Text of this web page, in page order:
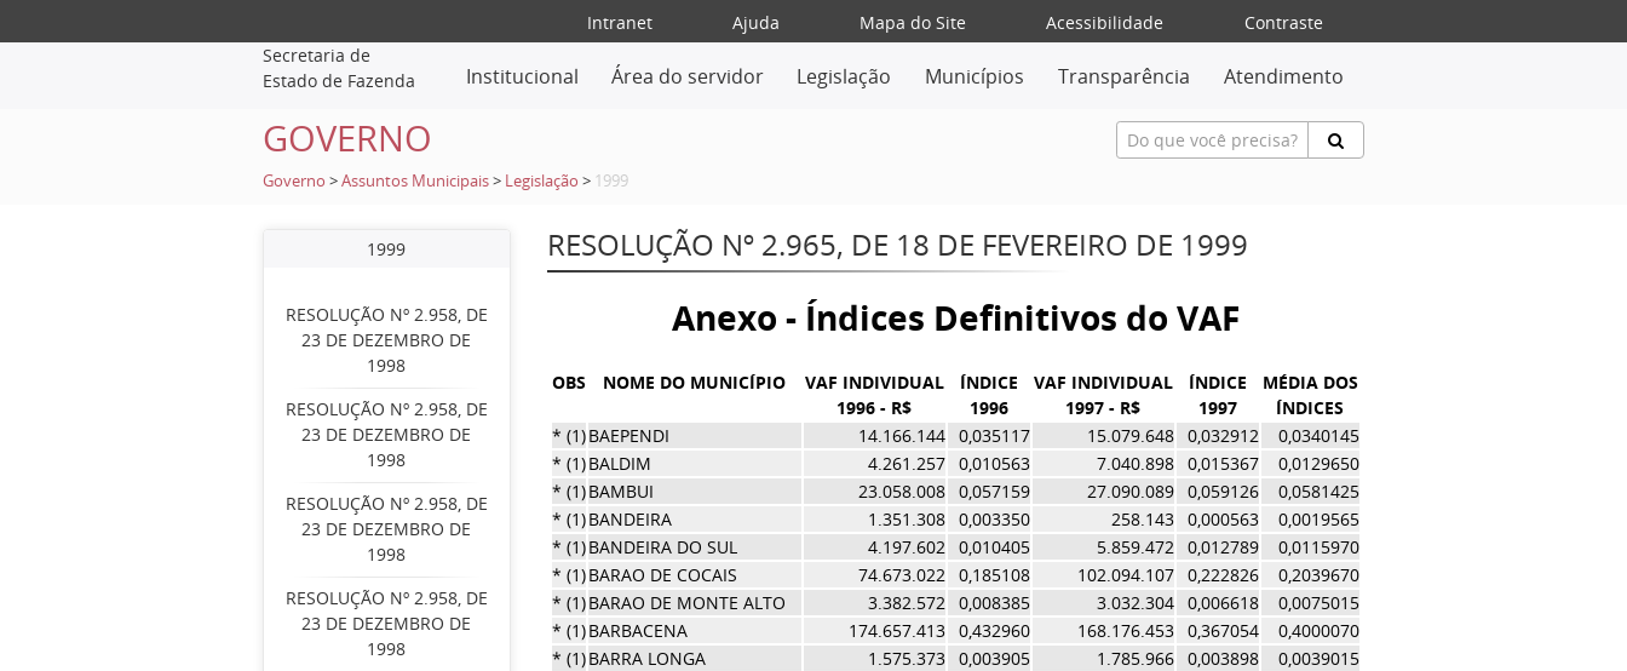
Intranet Ajuda Mapa do Site Acessibilidade
Contraste
Secretaria de
Estado de Fazenda
Institucional Área do servidor Legislação Municípios Transparência Atendimento
GOVERNO
Governo >Assuntos Municipais > Legislação > 1999
1999
RESOLUÇÃO Nº 2.958, DE
23 DE DEZEMBRO DE
1998
RESOLUÇÃO Nº 2.958, DE
23 DE DEZEMBRO DE
1998
RESOLUÇÃO Nº 2.958, DE
23 DE DEZEMBRO DE
1998
RESOLUÇÃO Nº 2.958, DE
23 DE DEZEMBRO DE
1998
RESOLUÇÃO Nº 2.965, DE 18 DE FEVEREIRO DE 1999
Anexo - Índices Definitivos do VAF
OBS NOME DO MUNICÍPIO
VAF INDIVIDUAL
1996 - R$
ÍNDICE
1996
VAF INDIVIDUAL
1997 - R$
ÍNDICE
1997
MÉDIA DOS
ÍNDICES
* (1)BAEPENDI 14.166.144 0,035117 15.079.648 0,032912
0,0340145
* (1)BALDIM 4.261.257 0,010563 7.040.898 0,015367
0,0129650
* (1)BAMBUI 23.058.008 0,057159 27.090.089 0,059126
0,0581425
* (1)BANDEIRA 1.351.308 0,003350 258.143 0,000563
0,0019565
* (1)BANDEIRA DO SUL 4.197.602 0,010405 5.859.472 0,012789
0,0115970
* (1)BARAO DE COCAIS 74.673.022 0,185108 102.094.107 0,222826
0,2039670
* (1)BARAO DE MONTE ALTO 3.382.572 0,008385 3.032.304 0,006618
0,0075015
* (1)BARBACENA 174.657.413 0,432960 168.176.453 0,367054
0,4000070
* (1)BARRA LONGA 1.575.373 0,003905 1.785.966 0,003898
0,0039015